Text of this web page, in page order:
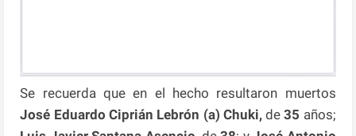
Se recuerda que en el hecho resultaron muertos
José Eduardo Ciprián Lebrón (a) Chuki,de35 años;